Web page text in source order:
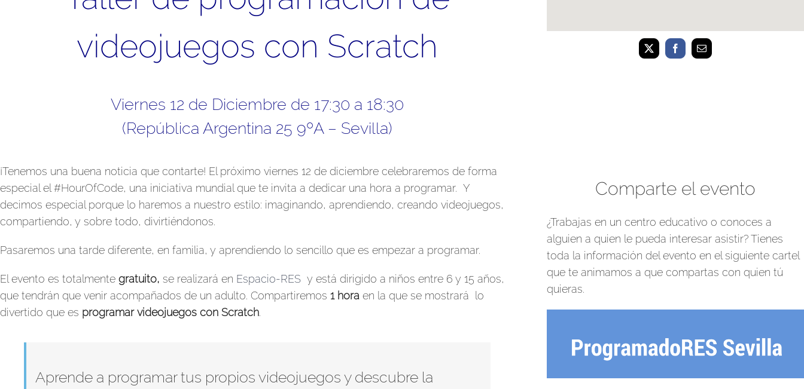
videojuegos con Scratch
Viernes 12 de Diciembre de 17:30 a 18:30
(República Argentina 25 9ºA – Sevilla)
¡Tenemos una buena noticia que contarte! El próximo viernes 12 de diciembre celebraremos de forma
especial el #HourOfCode, una iniciativa mundial que te invita a dedicar una hora a programar. Y
decimos especial porque lo haremos a nuestro estilo: imaginando, aprendiendo, creando videojuegos,
compartiendo, y sobre todo, divirtiéndonos.
Pasaremos una tarde diferente, en familia, y aprendiendo lo sencillo que es empezar a programar.
El evento es totalmente gratuito, se realizará en Espacio-RES y está dirigido a niños entre 6 y 15 años,
que tendrán que venir acompañados de un adulto. Compartiremos 1 hora en la que se mostrará lo
divertido que es programar videojuegos con Scratch.
Aprende a programar tus propios videojuegos y descubre la
Comparte el evento
¿Trabajas en un centro educativo o conoces a
alguien a quien le pueda interesar asistir? Tienes
toda la información del evento en el siguiente cartel
que te animamos a que compartas con quien tú
quieras.